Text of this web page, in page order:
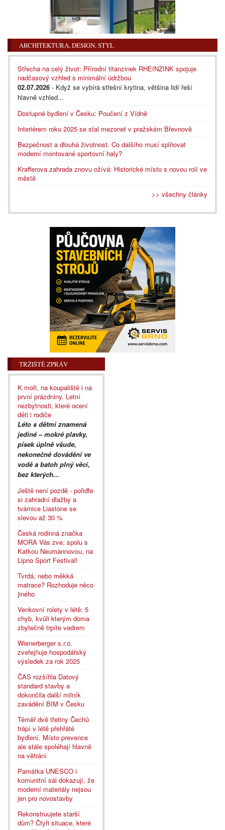
ARCHITEKTURA, DESIGN, STYL
Střecha na celý život: Přírodní titanzinek RHEINZINK spojuje
nadčasový vzhled s minimální údržbou
02.07.2026 - Když se vybírá střešní krytina, většina lidí řeší
hlavně vzhled...
Dostupné bydlení v Česku: Poučení z Vídně
Interiérem roku 2025 se stal mezonet v pražském Břevnově
Bezpečnost a dlouhá životnost. Co dalšího musí splňovat
moderní montované sportovní haly?
Krafferova zahrada znovu ožívá: Historické místo s novou rolí ve
městě
>> všechny články
TRŽIŠTĚ ZPRÁV
K moři, na koupaliště i na
první prázdniny. Letní
nezbytnosti, které ocení
děti i rodiče
Léto s dětmi znamená
jediné – mokré plavky,
písek úplně všude,
nekonečné dovádění ve
vodě a batoh plný věcí,
bez kterých...
Ještě není pozdě - pořiďte
si zahradní dlažby a
tvárnice Liastone se
slevou až 30 %
Česká rodinná značka
MORA Vás zve, spolu s
Katkou Neumannovou, na
Lipno Sport Festival!
Tvrdá, nebo měkká
matrace? Rozhoduje něco
jiného
Venkovní rolety v létě: 5
chyb, kvůli kterým doma
zbytečně trpíte vedrem
Wienerberger s.r.o.
zveřejňuje hospodářský
výsledek za rok 2025
ČAS rozšířila Datový
standard stavby a
dokončila další milník
zavádění BIM v Česku
Téměř dvě třetiny Čechů
trápí v létě přehřáté
bydlení. Místo prevence
ale stále spoléhají hlavně
na větrání
Památka UNESCO i
komunitní sál dokazují, že
moderní materiály nejsou
jen pro novostavby
Rekonstruujete starší
dům? Čtyři situace, které